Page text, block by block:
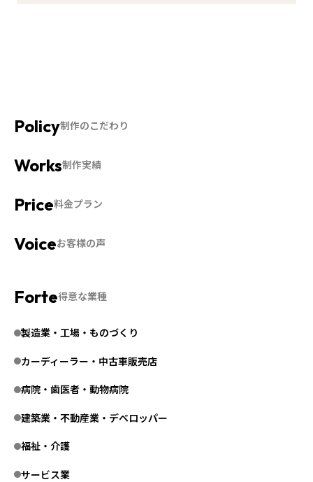
制作のこだわり
制作実績
料金プラン
お客様の声
得意な業種
製造業・工場・ものづくり
カーディーラー・中古車販売店
病院・歯医者・動物病院
建築業・不動産業・デベロッパー
福祉・介護
サービス業